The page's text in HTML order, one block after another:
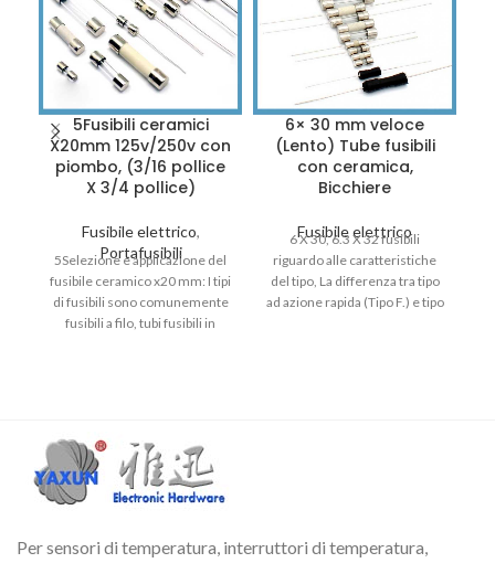
5Fusibili ceramici
X20mm 125v/250v con
piombo, (3/16 pollice
X 3/4 pollice)
Fusibile elettrico,
Portafusibili
5Selezione e applicazione del
fusibile ceramico x20 mm: I tipi
di fusibili sono comunemente
fusibili a filo, tubi fusibili in
6× 30 mm veloce
(Lento) Tube fusibili
con ceramica,
Bicchiere
Fusibile elettrico
6 X 30, 6.3 X 32 fusibili
riguardo alle caratteristiche
del tipo, La differenza tra tipo
ad azione rapida (Tipo F.) e tipo
gli appalti conformi.
Per sensori di temperatura, interruttori di temperatura,